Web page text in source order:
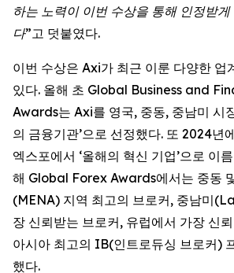
하는 노력이 이번 수상을 통해 인정받
다”고 덧붙였다.
이번 수상은 Axi가 최근 이룬 다양한 업
있다. 올해 초 Global Business and
Awards는 Axi를 영국, 중동, 중남미 시
의 금융기관’으로 선정했다. 또 2024년
엑스포에서 ‘올해의 혁신 기업’으로 이
해 Global Forex Awards에서는 중동
(MENA) 지역 최고의 브로커, 중남미
장 신뢰받는 브로커, 유럽에서 가장 신
아시아 최고의 IB(인트로듀싱 브로커)
했다.